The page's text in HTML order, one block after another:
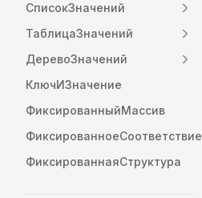
СписокЗначений
ТаблицаЗначений
ДеревоЗначений
КлючИЗначение
ФиксированныйМассив
ФиксированноеСоответствие
ФиксированнаяСтруктура